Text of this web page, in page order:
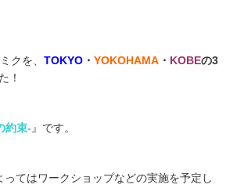
クを、 TOKYO ・ YOKOHAMA ・ KOBEの3
！
約束- 』です。
てはワークショップなどの実施を予定し